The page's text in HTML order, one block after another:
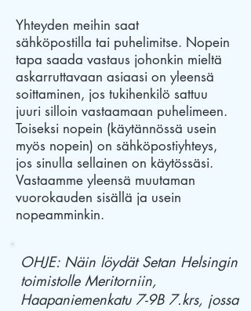
Yhteyden meihin saat
sähköpostilla tai puhelimitse. Nopein
tapa saada vastaus johonkin mieltä
askarruttavaan asiaasi on yleensä
soittaminen, jos tukihenkilö sattuu
juuri silloin vastaamaan puhelimeen.
Toiseksi nopein (käytännössä usein
myös nopein) on sähköpostiyhteys,
jos sinulla sellainen on käytössäsi.
Vastaamme yleensä muutaman
vuorokauden sisällä ja usein
nopeamminkin.
OHJE: Näin löydät Setan Helsingin
toimistolle Meritorniin,
Haapaniemenkatu 7-9B 7.krs, jossa